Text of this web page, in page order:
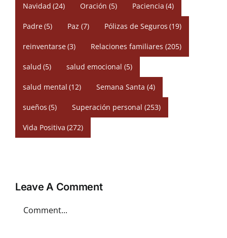
Navidad (24) Oración (5) Paciencia (4)
Padre(5) Paz (7) Pólizas de Seguros (19)
reinventarse(3) Relaciones familiares (205)
salud (5) salud emocional (5)
salud mental (12) Semana Santa (4)
sueños (5) Superación personal (253)
Vida Positiva (272)
Leave A Comment